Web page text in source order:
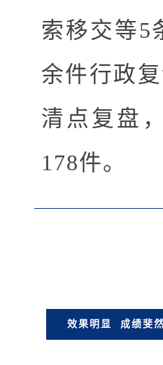
索移交等5
余件行政
清点复盘
178件。
效果明显 成绩斐